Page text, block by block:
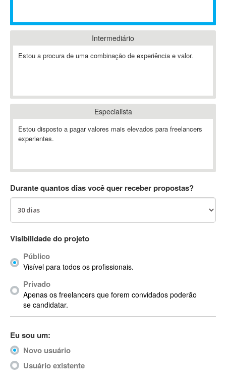
ABAP
Abaqus
ABBYY FineReader
Ableton
Ableton Push
Abstract
AC3
ACID Pro
ACPI
Acrobat
Acrobat X
Acronis
ACT
Actimize
ActionScript
ActionScript 3
Intermediário
Estou a procura de uma combinação de experiência e valor.
Especialista
Estou disposto a pagar valores mais elevados para freelancers
experientes.
Durante quantos dias você quer receber propostas?
Visibilidade do projeto
Público
Visível para todos os profissionais.
Privado
Apenas os freelancers que forem convidados poderão
se candidatar.
Eu sou um:
Novo usuário
Usuário existente